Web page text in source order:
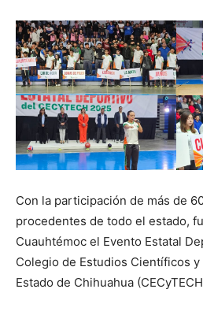
Con la participación de más de
procedentes de todo el estado,
Cuauhtémoc el Evento Estatal
Colegio de Estudios Científicos
Estado de Chihuahua